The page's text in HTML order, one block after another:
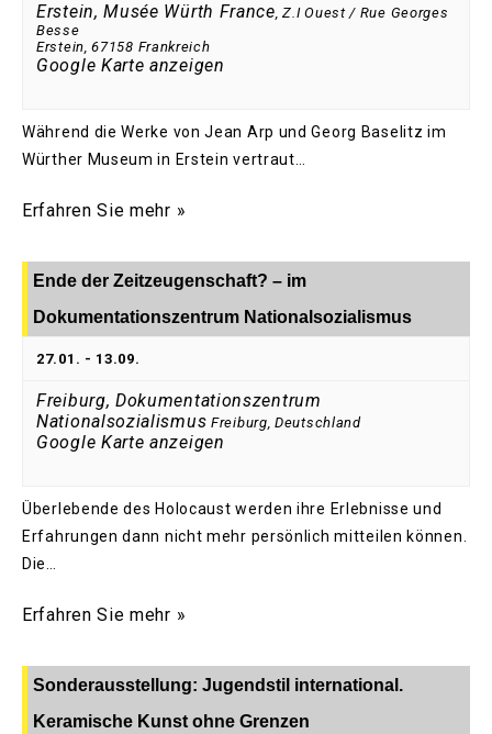
Erstein, Musée Würth France,Z.I Ouest / Rue Georges
Besse
Erstein, 67158 Frankreich
Google Karte anzeigen
Während die Werke von Jean Arp und Georg Baselitz im
Würther Museum in Erstein vertraut…
Erfahren Sie mehr »
Ende der Zeitzeugenschaft? – im
Dokumentationszentrum Nationalsozialismus
27.01. - 13.09.
Freiburg, Dokumentationszentrum
Nationalsozialismus Freiburg, Deutschland
Google Karte anzeigen
Überlebende des Holocaust werden ihre Erlebnisse und
Erfahrungen dann nicht mehr persönlich mitteilen können.
Die…
Erfahren Sie mehr »
Sonderausstellung: Jugendstil international.
Keramische Kunst ohne Grenzen